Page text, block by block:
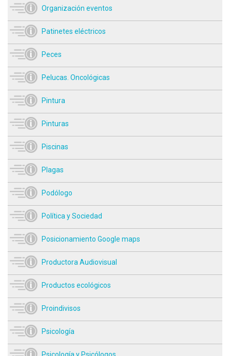
Organización eventos
Patinetes eléctricos
Peces
Pelucas. Oncológicas
Pintura
Pinturas
Piscinas
Plagas
Podólogo
Política y Sociedad
Posicionamiento Google maps
Productora Audiovisual
Productos ecológicos
Proindivisos
Psicología